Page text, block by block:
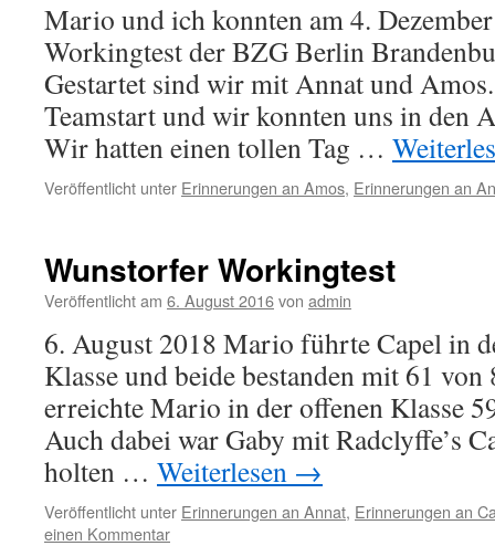
Mario und ich konnten am 4.
Workingtest der BZG Berlin
Gestartet sind wir mit Annat und
Teamstart und wir konnten uns in den
Wir hatten einen tollen Tag …
Veröffentlicht unter Erinnerungen an Amos, Erinnerungen an
Wunstorfer Workingtest
Veröffentlicht am 6. August 2016von admin
6. August 2018 Mario führte Capel in
Klasse und beide bestanden mit 61
erreichte Mario in der offenen Klasse
Auch dabei war Gaby mit Radclyffe’s
holten … Weiterlesen →
Veröffentlicht unter Erinnerungen an Annat, Erinnerungen an
einen Kommentar